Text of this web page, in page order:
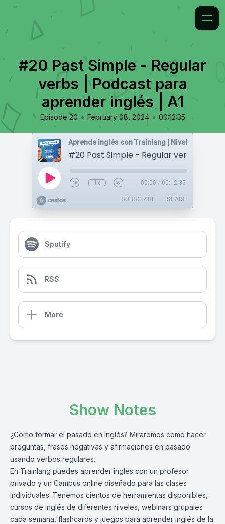
#20 Past Simple - Regular
verbs | Podcast para
aprender inglés | A1
Episode 20 • February 08, 2024 • 00:12:35
1x 00:00 / 00:12:35
SUBSCRIBE SHARE
Spotify
RSS
More
Show Notes
¿Cómo formar el pasado en Inglés? Miraremos como hacer
preguntas, frases negativas y afirmaciones en pasado
usando verbos regulares.
En Trainlang puedes aprender inglés con un profesor
privado y un Campus online diseñado para las clases
individuales. Tenemos cientos de herramientas disponibles,
cursos de inglés de diferentes niveles, webinars grupales
cada semana, flashcards y juegos para aprender inglés de la